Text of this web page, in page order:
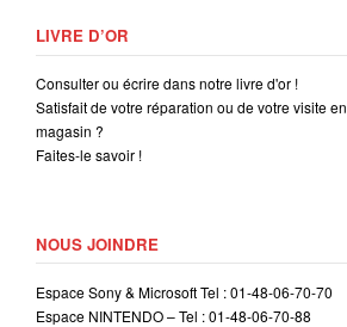
LIVRE D’OR
Consulter ou écrire dans notre livre d'or !
Satisfait de votre réparation ou de votre visite en
magasin ?
Faites-le savoir !
NOUS JOINDRE
Espace Sony & Microsoft Tel : 01-48-06-70-70
Espace NINTENDO – Tel : 01-48-06-70-88